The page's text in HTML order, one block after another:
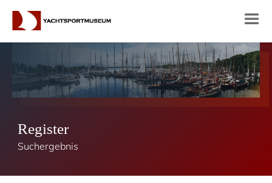
Register
Suchergebnis